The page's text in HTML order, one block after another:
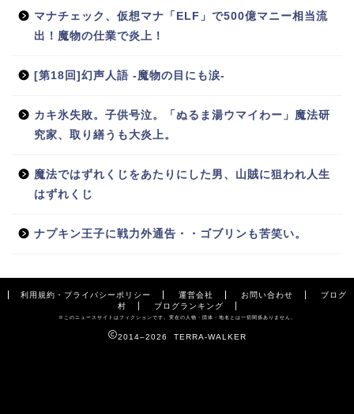
マナチェック、仮想マナ「ELF」で500億マニー相当流
出！魔物の仕業で炎上！
[第18回]幻声人語 -魔物の目にも涙-
カキ氷失敗。子供号泣。「ぬるま湯ウマイわー」魔法研
究家、取り繕うも大炎上。
魔法ではずれくじをあたりにした男、山賊に狙われ人生
はずれくじ
ナプキン王子に戦力外通告・・ゴブリンも苦笑い。
利用規約・プライバシーポリシー 運営会社 お問い合わせ
ブログ
村
ブログランキング
※このニュースサイトはフィクションです。実在の人物・団体・地名とは一切関係ありません。
2014–2026 TERRA-WALKER